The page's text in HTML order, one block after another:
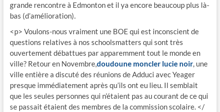
grande rencontre à Edmonton et il ya encore beaucoup plus là-
bas (d’amélioration).
<p> Voulons-nous vraiment une BOE qui est inconscient de
questions relatives à nos schoolsmatters qui sont très
ouvertement débattues par apparemment tout le monde en
ville? Retour en Novembre,doudoune moncler lucie noir, une
ville entière a discuté des réunions de Adduci avec Yeager
presque immédiatement après qu’ils ont eu lieu. Il semblait
que les seules personnes qui n’étaient pas au courant de ce qui
se passait étaient des membres de la commission scolaire. </